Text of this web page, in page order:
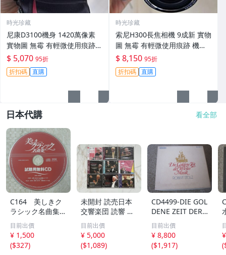
時光珍藏
尼康D3100機身 1420萬像素
實物圖 無霉 有輕微使用痕跡
機身原裝 無拆修無翻新 臨-34
3
$ 5,070 95折
折扣碼 直購
時光珍藏
索尼H300長焦相機 9成新 實物
圖 無霉 有輕微使用痕跡 機身
鏡頭原裝 無拆修無翻新-3430
$ 8,150 95折
折扣碼 直購
日本代購 看全部
C164 美しきク
ラシック名曲集
試聴用無料CD
非売品 CD ジ
ャケット無し
目前出價
¥ 1,500
($327)
未開封 読売日本
交響楽団 読響 ク
ラシックCD 9枚
セット ライブ録
音
目前出價
¥ 5,000
($1,089)
CD4499-DIE GOL
DENE ZEIT DER
WIENER MUSIK
ウインナ・ワル
ツ大全集 BOX
１２枚組
目前出價
¥ 8,800
($1,917)
(